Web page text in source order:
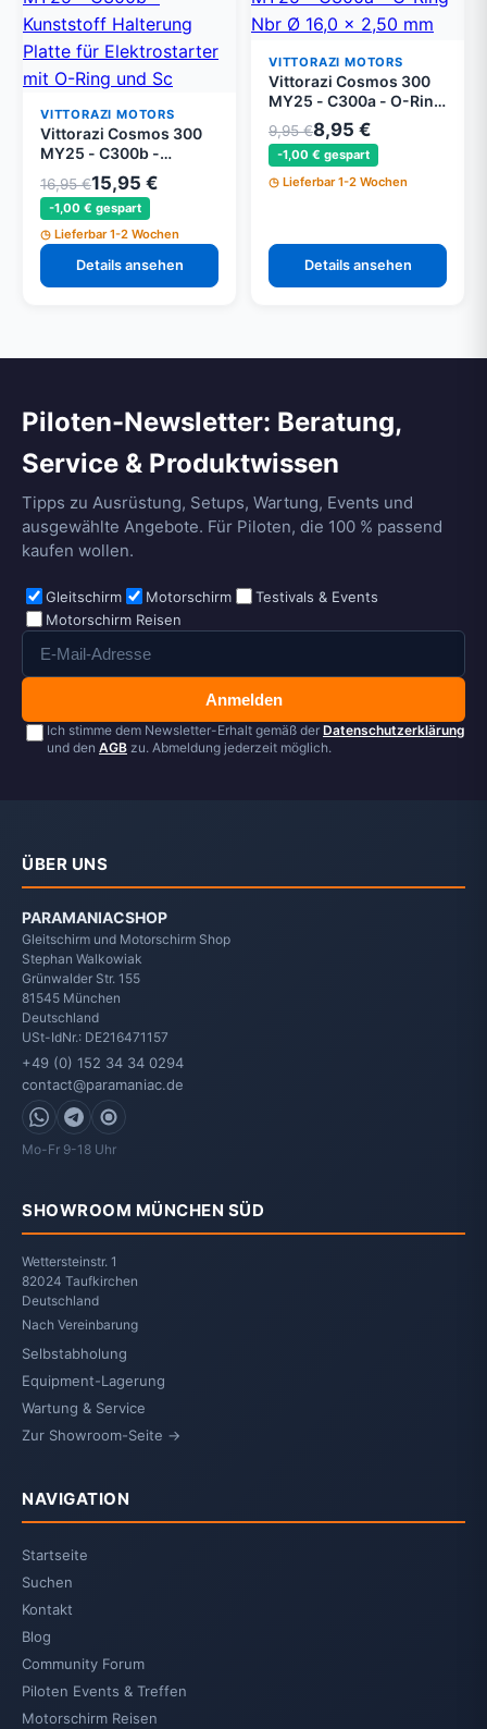
VITTORAZI MOTORS
Vittorazi Cosmos 300
MY25 - C300b -
Kunststoff Halterung
Platte für Elektrostarter
mit O-Ring und
Schrauben
16,95 €15,95 €
-1,00 € gespart
Lieferbar 1-2 Wochen
Details ansehen
VITTORAZI MOTORS
Vittorazi Cosmos 300
MY25 - C300a - O-Ring
Nbr Ø 16,0 x 2,50 mm
(Set von 5)
9,95 €8,95 €
-1,00 € gespart
Lieferbar 1-2 Wochen
Details ansehen
Piloten-Newsletter: Beratung,
Service & Produktwissen
Tipps zu Ausrüstung, Setups, Wartung, Events und
ausgewählte Angebote. Für Piloten, die 100 % passend
kaufen wollen.
Gleitschirm Motorschirm
Testivals & Events
Motorschirm Reisen
Anmelden
Ich stimme dem Newsletter-Erhalt gemäß der Datenschutzerklärung
und den AGB zu. Abmeldung jederzeit möglich.
ÜBER UNS
PARAMANIACSHOP
Gleitschirm und Motorschirm Shop
Stephan Walkowiak
Grünwalder Str. 155
81545 München
Deutschland
USt-IdNr.: DE216471157
+49 (0) 152 34 34 0294
contact@paramaniac.de
WhatsApp
Telegram
Signal
Mo-Fr 9-18 Uhr
SHOWROOM MÜNCHEN SÜD
Wettersteinstr. 1
82024 Taufkirchen
Deutschland
Nach Vereinbarung
Selbstabholung
Equipment-Lagerung
Wartung & Service
Zur Showroom-Seite →
NAVIGATION
Startseite
Suchen
Kontakt
Blog
Community Forum
Piloten Events & Treffen
Motorschirm Reisen